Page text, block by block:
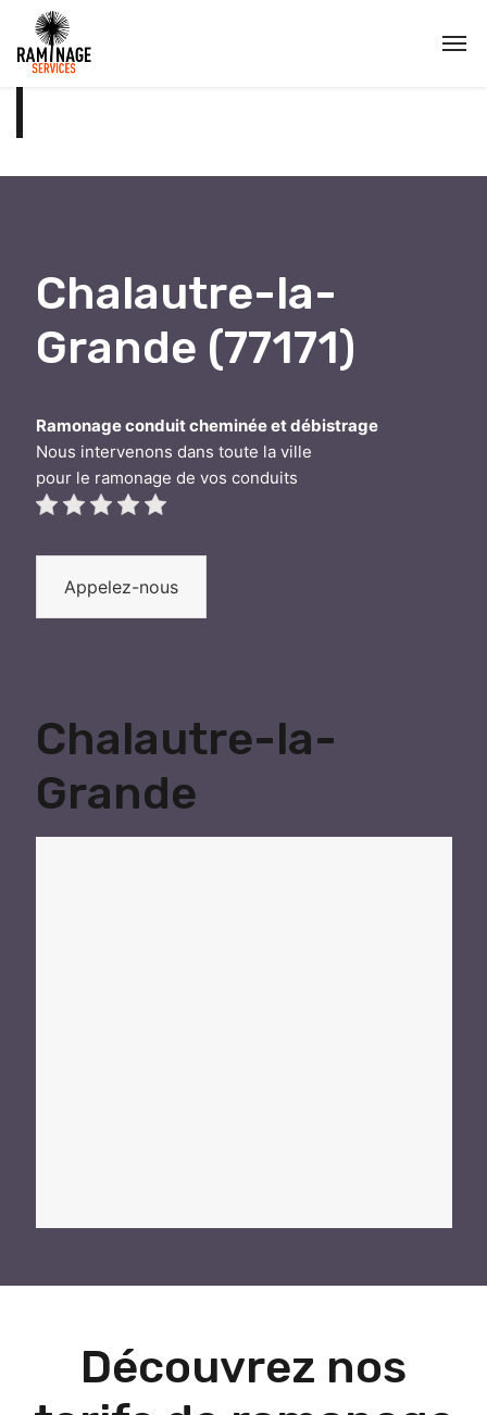
Chalautre-la-
Grande (77171)
Ramonage conduit cheminée et débistrage
Nous intervenons dans toute la ville
pour le ramonage de vos conduits
Appelez-nous
Chalautre-la-
Grande
Découvrez nos